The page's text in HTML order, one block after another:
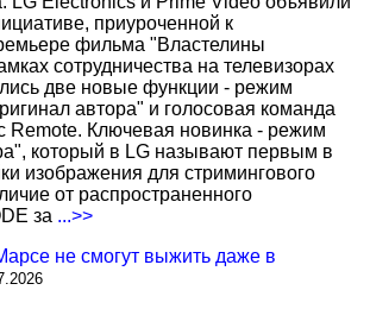
приуроченной к
фильма "Властелины
сотрудничества на телевизорах
две новые функции - режим
автора" и голосовая команда
Remote. Ключевая новинка - режим
который в LG называют первым в
изображения для стримингового
от распространенного
за ...>>
не смогут выжить даже в